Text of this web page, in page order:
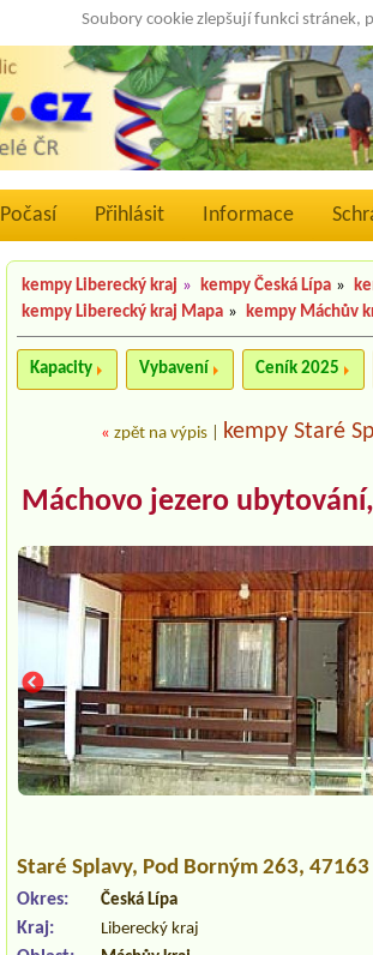
Soubory cookie zlepšují funkci stránek,
Počasí Přihlásit Informace
kempy Liberecký kraj » kempy Česká Lípa »
kempy Liberecký kraj Mapa » kempy Máchův
Kapacity Vybavení Ceník 2025
«zpět na výpis kempy Staré
Máchovo jezero
Staré Splavy, Pod Borným 263, 47163
Okres: Česká Lípa
Kraj: Liberecký kraj